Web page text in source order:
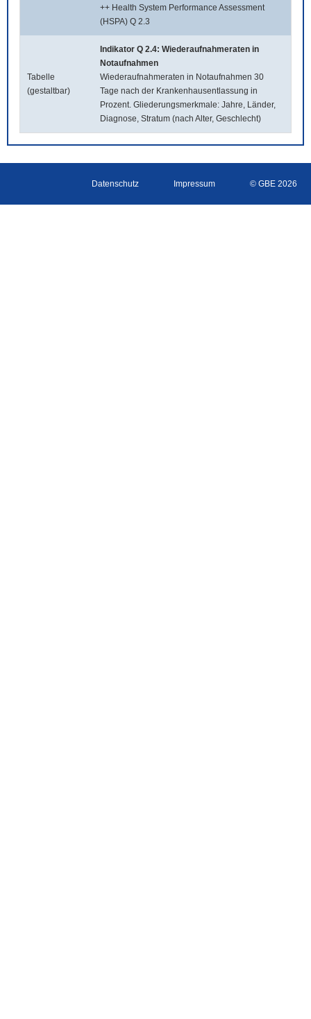
++ Health System Performance Assessment
(HSPA) Q 2.3
Tabelle
(gestaltbar)
Indikator Q 2.4: Wiederaufnahmeraten in
Notaufnahmen
Wiederaufnahmeraten in Notaufnahmen 30
Tage nach der Krankenhausentlassung in
Prozent. Gliederungsmerkmale: Jahre, Länder,
Diagnose, Stratum (nach Alter, Geschlecht)
Datenschutz Impressum © GBE 2026